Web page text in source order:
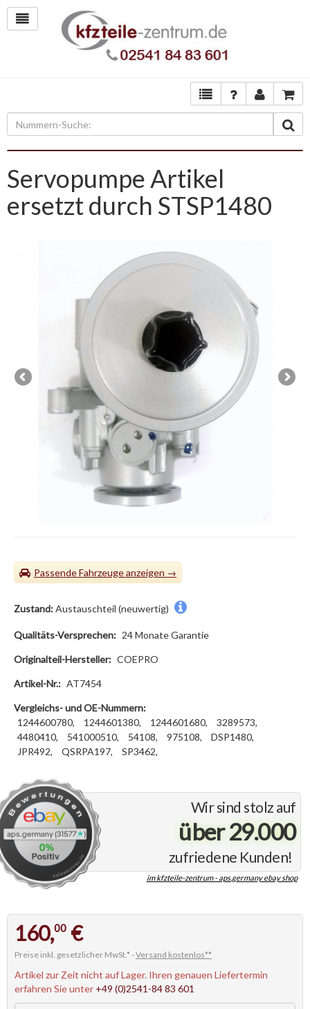
Servopumpe Artikel
ersetzt durch STSP1480
Passende Fahrzeuge
Wir sind stolz auf
über 29.000
zufriedene Kunden!
im kfzteile-zentrum - aps.germany ebay shop
Zustand:Austauschteil (neuwertig)
Qualitäts-Versprechen: 24 Monate Garantie
Originalteil-Hersteller: COEPRO
Artikel-Nr.: AT7454
Vergleichs- und OE-Nummern:
1244600780,
1244601380, 1244601680,
3289573,
4480410,
541000510, 54108, 975108,
DSP1480,
JPR492,
QSRPA197, SP3462,
160,00 €
Preise inkl. gesetzlicher MwSt.* -Versand kostenlos**
Artikel zur Zeit nicht auf Lager. Ihren genauen Liefertermin
erfahren Sie unter +49 (0)2541-84 83 601